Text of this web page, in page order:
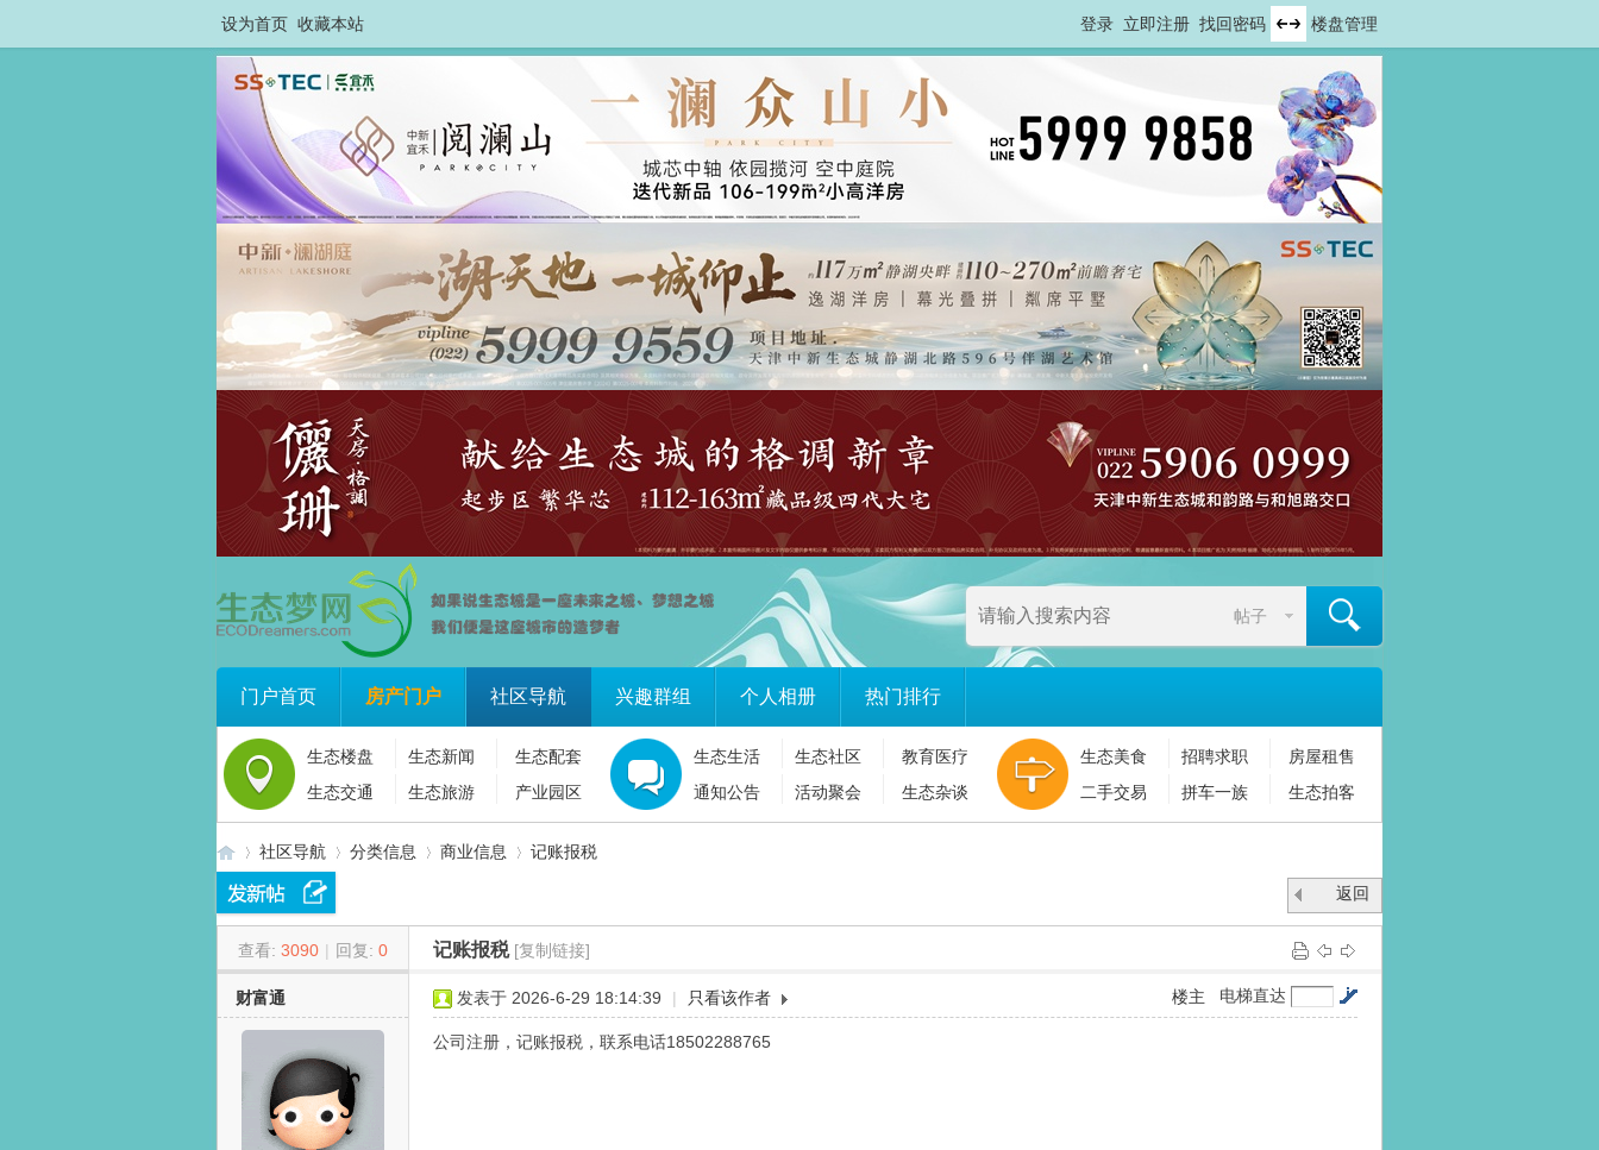
设为首页 收藏本站 登录 立即注册 找回密码 楼盘管理
帖子
门户首页 房产门户 社区导航 兴趣群组 个人相册 热门排行
搜索
生态楼盘 生态新闻
生态配套
生态交通
生态旅游 产业园区
生态生活 生态社区
教育医疗
通知公告
活动聚会 生态杂谈
生态美食 招聘求职
房屋租售
二手交易
拼车一族 生态拍客
»
社区导航 分类信息 商业信息
›
记账报税
返回
列表
查看: 3090 | 回复: 0 记账报税 [复制链接]
财富通 电梯直达
楼主
发表于 2026-6-29 18:14:39 | 只看该作者
公司注册，记账报税，联系电话18502288765